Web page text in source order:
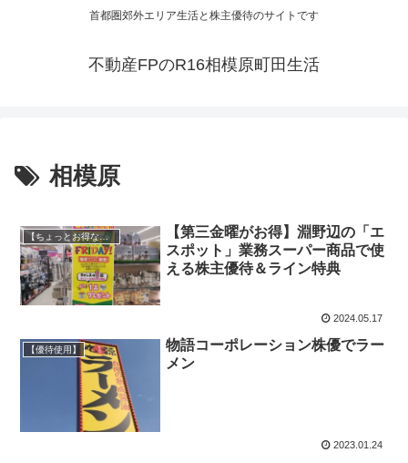
首都圏郊外エリア生活と株主優待のサイトです
不動産FPのR16相模原町田生活
相模原
【ちょっとお得な情報】
【第三金曜がお得】淵野辺の「エ
スポット」業務スーパー商品で使
える株主優待＆ライン特典
2024.05.17
【優待使用】
物語コーポレーション株優でラー
メン
2023.01.24